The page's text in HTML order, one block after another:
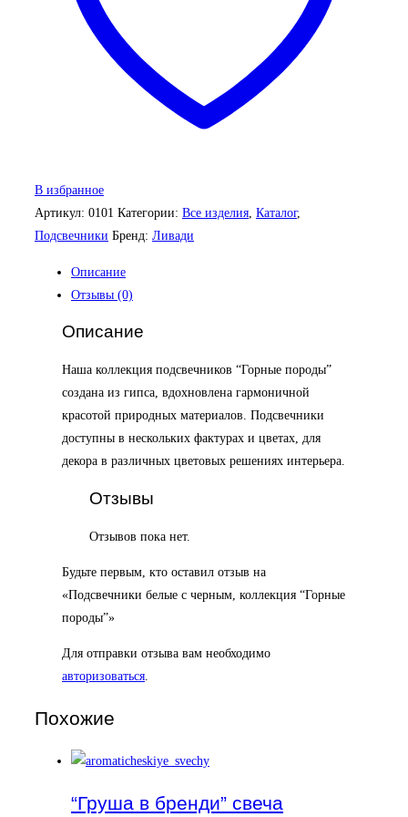
В избранное
Артикул: 0101 Категории: Все изделия, Каталог,
Подсвечники Бренд: Ливади
Описание
Отзывы (0)
Описание
Наша коллекция подсвечников “Горные породы”
создана из гипса, вдохновлена гармоничной
красотой природных материалов. Подсвечники
доступны в нескольких фактурах и цветах, для
декора в различных цветовых решениях интерьера.
Отзывы
Отзывов пока нет.
Будьте первым, кто оставил отзыв на
«Подсвечники белые с черным, коллекция “Горные
породы”»
Для отправки отзыва вам необходимо
авторизоваться.
Похожие
“Груша в бренди” свеча